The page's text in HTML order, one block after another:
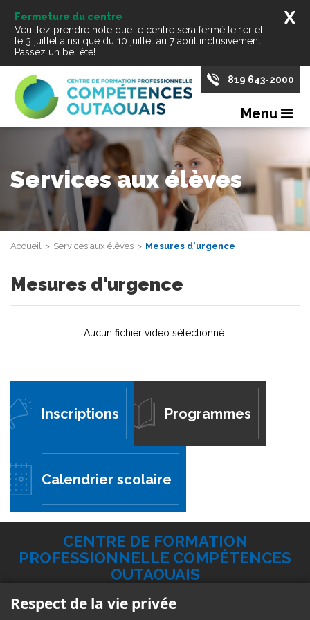
X
Fermeture du centre
Veuillez prendre note que le centre sera fermé le 1er et
le 3 juillet ainsi que du 10 juillet au 7 août inclusivement.
Passez un bel été!
819 643-2000
Menu
Services aux élèves
Accueil Services aux élèves Mesures d'urgence
Mesures d'urgence
Aucun fichier vidéo sélectionné.
Inscriptions Programmes
Calendrier scolaire
CENTRE DE FORMATION
PROFESSIONNELLE COMPÉTENCES
OUTAOUAIS
183, rue Broadway Ouest Gatineau QC
J8P 3T6 - Édifice Broadway
Respect de la vie privée